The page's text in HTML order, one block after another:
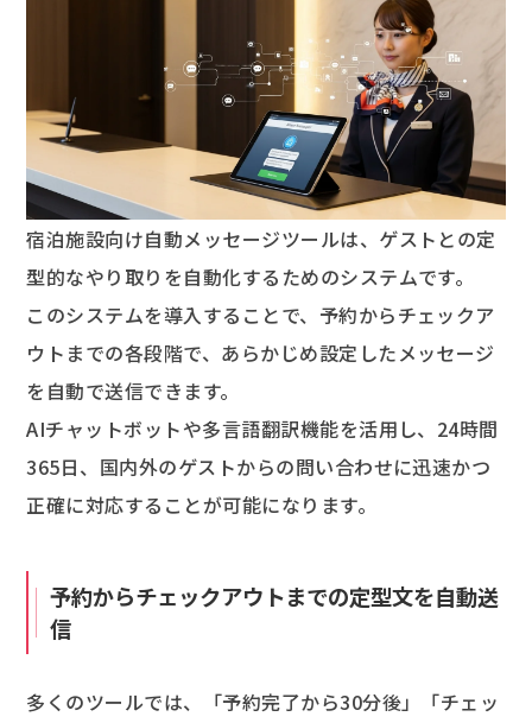
宿泊施設向け自動メッセージツールは、ゲストとの定
型的なやり取りを自動化するためのシステムです。
このシステムを導入することで、予約からチェックア
ウトまでの各段階で、あらかじめ設定したメッセージ
を自動で送信できます。
AIチャットボットや多言語翻訳機能を活用し、24時間
365日、国内外のゲストからの問い合わせに迅速かつ
正確に対応することが可能になります。
予約からチェックアウトまでの定型文を自動送
信
多くのツールでは、「予約完了から30分後」「チェッ